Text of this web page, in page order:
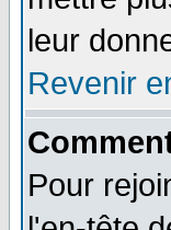
leur
Revenir
Pour